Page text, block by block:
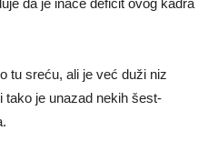
da je inače deficit ovog kadra
tu sreću, ali je već duži niz
tako je unazad nekih šest-